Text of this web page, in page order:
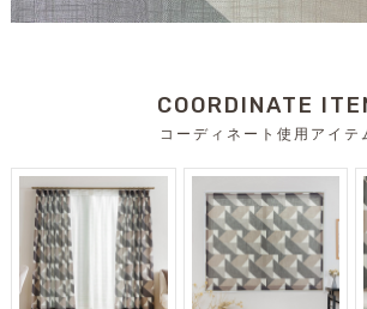
COORDINATE
コーディネート使用アイテ